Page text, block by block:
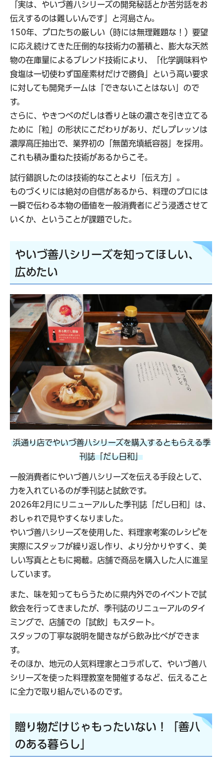
「実は、やいづ善八シリーズの開発秘話とか苦労話をお
伝えするのは難しいんです」と河島さん。
150年、プロたちの厳しい（時には無理難題な！）要望
に応え続けてきた圧倒的な技術力の蓄積と、膨大な天然
物の在庫量によるブレンド技術により、「化学調味料や
食塩は一切使わず国産素材だけで勝負」という高い要求
に対しても開発チームは「できないことはない」ので
す。
さらに、やきつべのだしは香りと味の濃さを引き立てる
ために「粒」の形状にこだわりがあり、だしプレッソは
濃厚高圧抽出で、業界初の「無菌充填紙容器」を採用。
これも積み重ねた技術があるからこそ。
試行錯誤したのは技術的なことより「伝え方」。
ものづくりには絶対の自信があるから、料理のプロには
一瞬で伝わる本物の価値を一般消費者にどう浸透させて
いくか、ということが課題でした。
やいづ善八シリーズを知ってほしい、
広めたい
浜通り店でやいづ善八シリーズを購入するともらえる季
刊誌「だし日和」
一般消費者にやいづ善八シリーズを伝える手段として、
力を入れているのが季刊誌と試飲です。
2026年2月にリニューアルした季刊誌「だし日和」は、
おしゃれで見やすくなりました。
やいづ善八シリーズを使用した、料理家考案のレシピを
実際にスタッフが繰り返し作り、より分かりやすく、美
しい写真とともに掲載。店舗で商品を購入した人に進呈
しています。
また、味を知ってもらうために県内外でのイベントで試
飲会を行ってきましたが、季刊誌のリニューアルのタイ
ミングで、店舗での「試飲」もスタート。
スタッフの丁寧な説明を聞きながら飲み比べができま
す。
そのほか、地元の人気料理家とコラボして、やいづ善八
シリーズを使った料理教室を開催するなど、伝えること
に全力で取り組んでいるのです。
贈り物だけじゃもったいない！「善八
のある暮らし」